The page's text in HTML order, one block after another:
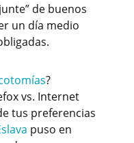
de buenos
un día medio
?
vs. Internet
tus preferencias
puso en